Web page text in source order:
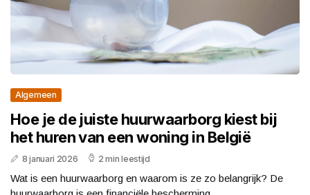
Algemeen
Hoe je de juiste huurwaarborg kiest bij
het huren van een woning in België
8 januari 2026 2 min leestijd
Wat is een huurwaarborg en waarom is ze zo belangrijk? De